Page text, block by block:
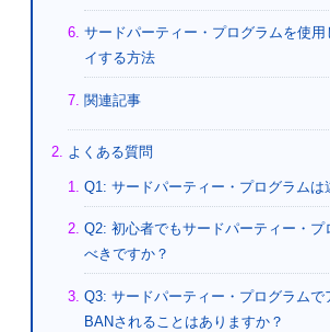
サードパーティー・プログラムを使用
イする方法
関連記事
よくある質問
Q1: サードパーティー・プログラムは
Q2: 初心者でもサードパーティー・プ
べきですか？
Q3: サードパーティー・プログラムで
BANされることはありますか？